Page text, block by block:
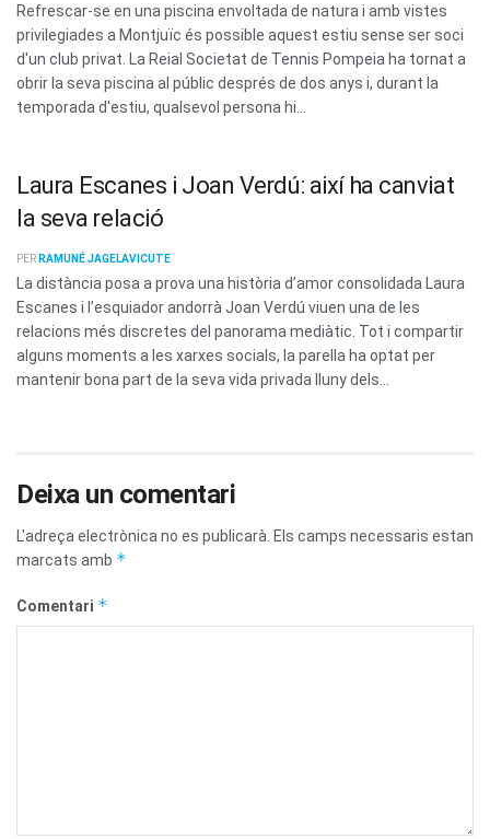
Refrescar-se en una piscina envoltada de natura i amb vistes
privilegiades a Montjuïc és possible aquest estiu sense ser soci
d'un club privat. La Reial Societat de Tennis Pompeia ha tornat a
obrir la seva piscina al públic després de dos anys i, durant la
temporada d'estiu, qualsevol persona hi...
Laura Escanes i Joan Verdú: així ha canviat
la seva relació
PER RAMUNÉ JAGELAVICUTE
La distància posa a prova una història d’amor consolidada Laura
Escanes i l’esquiador andorrà Joan Verdú viuen una de les
relacions més discretes del panorama mediàtic. Tot i compartir
alguns moments a les xarxes socials, la parella ha optat per
mantenir bona part de la seva vida privada lluny dels...
Deixa un comentari
L'adreça electrònica no es publicarà. Els camps necessaris estan
marcats amb *
Comentari *